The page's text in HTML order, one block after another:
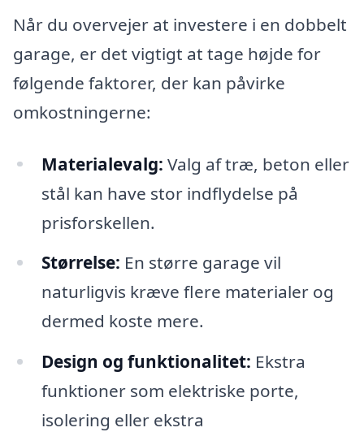
Når du overvejer at investere i en dobbelt
garage, er det vigtigt at tage højde for
følgende faktorer, der kan påvirke
omkostningerne:
Materialevalg: Valg af træ, beton eller
stål kan have stor indflydelse på
prisforskellen.
Størrelse: En større garage vil
naturligvis kræve flere materialer og
dermed koste mere.
Design og funktionalitet: Ekstra
funktioner som elektriske porte,
isolering eller ekstra